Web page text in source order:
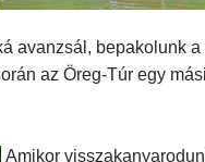
avanzsál, bepakolunk a
az Öreg-Túr egy
Amikor